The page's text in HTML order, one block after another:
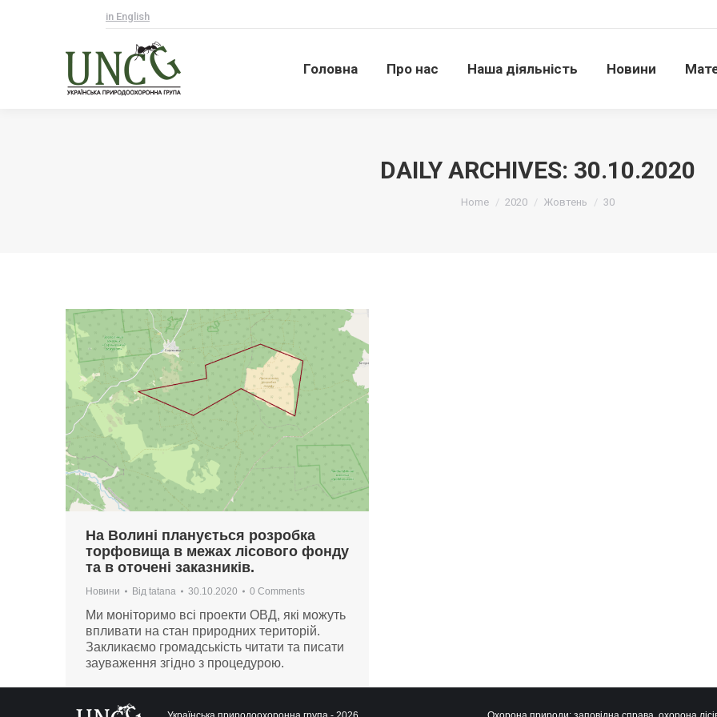
in English
Головна Про нас Наша діяльність Новини
DAILY ARCHIVES: 30.10.2020
Home 2020 Жовтень 30
На Волині планується розробка
торфовища в межах лісового фонду
та в оточені заказників.
Новини Від tatana 30.10.2020 0 Comments
Ми моніторимо всі проекти ОВД, які можуть
впливати на стан природних територій.
Закликаємо громадськість читати та писати
зауваження згідно з процедурою.
Головна Про нас Наша діяльність Новини